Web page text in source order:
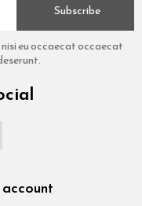
Subscribe
eu occaecat occaecat
account